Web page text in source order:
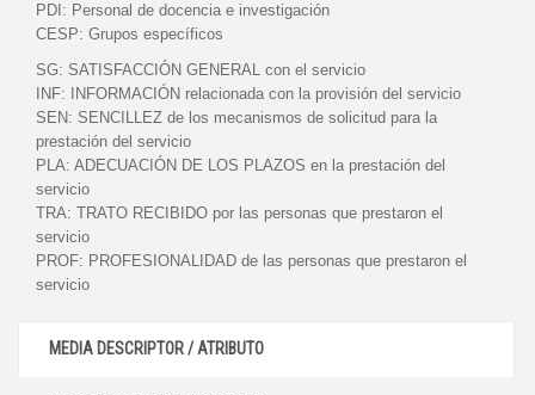
PDI: Personal de docencia e investigación
CESP: Grupos específicos
SG: SATISFACCIÓN GENERAL con el servicio
INF:
INFORMACIÓN relacionada con la provisión del servicio
SEN: SENCILLEZ de los mecanismos de solicitud para la
prestación del servicio
PLA: ADECUACIÓN DE LOS PLAZOS en la prestación del
servicio
TRA: TRATO RECIBIDO por las personas que prestaron el
servicio
PROF: PROFESIONALIDAD de las personas que prestaron el
servicio
MEDIA DESCRIPTOR / ATRIBUTO